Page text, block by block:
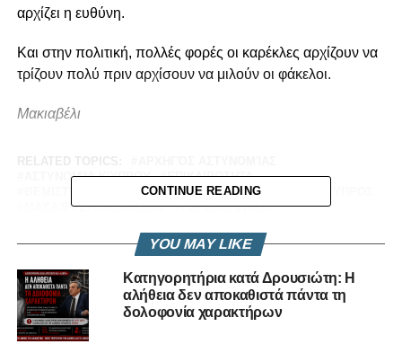
αρχίζει η ευθύνη.
Και στην πολιτική, πολλές φορές οι καρέκλες αρχίζουν να
τρίζουν πολύ πριν αρχίσουν να μιλούν οι φάκελοι.
Μακιαβέλι
ΑΣΤΥΝΟΜΊΑ ΚΎΠΡΟΥ
ΕΠΙΚΑΙΡΟΤΗΤΑ
ΘΕΜΙΣΤΌΣ ΑΡΝΑΟΎΤΗΣ
ΘΕΣΜΙΚΈΣ ΕΥΘΎΝΕΣ
ΜΑΧΑΊΡΙ ΣΤΟ ΚΌΚΚΑΛΟ
ΠΑΡΑΠΟΛΙΤΙΚΆ
ΠΟΛΙΤΙΚΌ ΠΑΡΑΣΚΉΝΙΟ
ΥΠΌΘΕΣΗ ΣΤΥΛΙΑΝΟΎ
UP NEXT
Τα καύσιμα και το καρτέλ εταιρειών
πετρελαιοειδών- Κυβέρνησης
DON'T MISS
CONTINUE READING
YOU MAY LIKE
Κατηγορητήρια κατά Δρουσιώτη: Η
αλήθεια δεν αποκαθιστά πάντα τη
δολοφονία χαρακτήρων